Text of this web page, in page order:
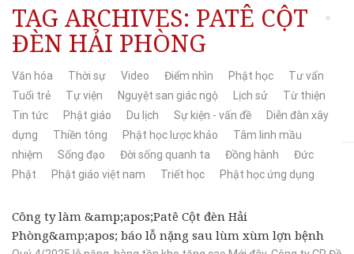
TAG ARCHIVES: PATÊ CỘT
ĐÈN HẢI PHÒNG
Văn hóa Thời sự Video Điểm nhìn Phật học
Tư vấn
Tuổi trẻ
Tự viện Nguyệt san giác ngộ Lịch sử
Từ thiện
Tin tức
Phật giáo Du lịch Sự kiện - vấn đề
Diễn đàn xây
dựng
Thiền tông Phật học lược khảo
Tâm linh mầu
nhiệm
Sống đạo Đời sống quanh ta Đồng hành
Đức
Phật
Phật giáo việt nam Triết học Phật học ứng dụng
Công ty làm &amp;apos;Patê Cột đèn Hải
Phòng&amp;apos; báo lỗ nặng sau lùm xùm lợn bệnh